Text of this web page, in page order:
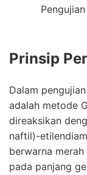
Prinsip
Dalam
adalah metode
direaksikan
naftil)-
berwarna
pada panjang